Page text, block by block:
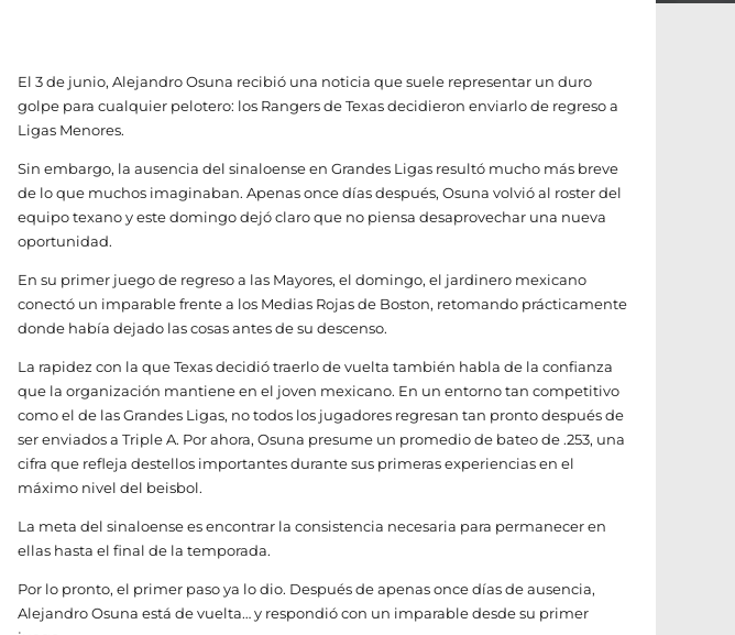
El 3 de junio, Alejandro Osuna recibió una noticia que suele representar un duro
golpe para cualquier pelotero: los Rangers de Texas decidieron enviarlo de regreso a
Ligas Menores.
Sin embargo, la ausencia del sinaloense en Grandes Ligas resultó mucho más breve
de lo que muchos imaginaban. Apenas once días después, Osuna volvió al roster del
equipo texano y este domingo dejó claro que no piensa desaprovechar una nueva
oportunidad.
En su primer juego de regreso a las Mayores, el domingo, el jardinero mexicano
conectó un imparable frente a los Medias Rojas de Boston, retomando prácticamente
donde había dejado las cosas antes de su descenso.
La rapidez con la que Texas decidió traerlo de vuelta también habla de la confianza
que la organización mantiene en el joven mexicano. En un entorno tan competitivo
como el de las Grandes Ligas, no todos los jugadores regresan tan pronto después de
ser enviados a Triple A. Por ahora, Osuna presume un promedio de bateo de .253, una
cifra que refleja destellos importantes durante sus primeras experiencias en el
máximo nivel del beisbol.
La meta del sinaloense es encontrar la consistencia necesaria para permanecer en
ellas hasta el final de la temporada.
Por lo pronto, el primer paso ya lo dio. Después de apenas once días de ausencia,
Alejandro Osuna está de vuelta… y respondió con un imparable desde su primer